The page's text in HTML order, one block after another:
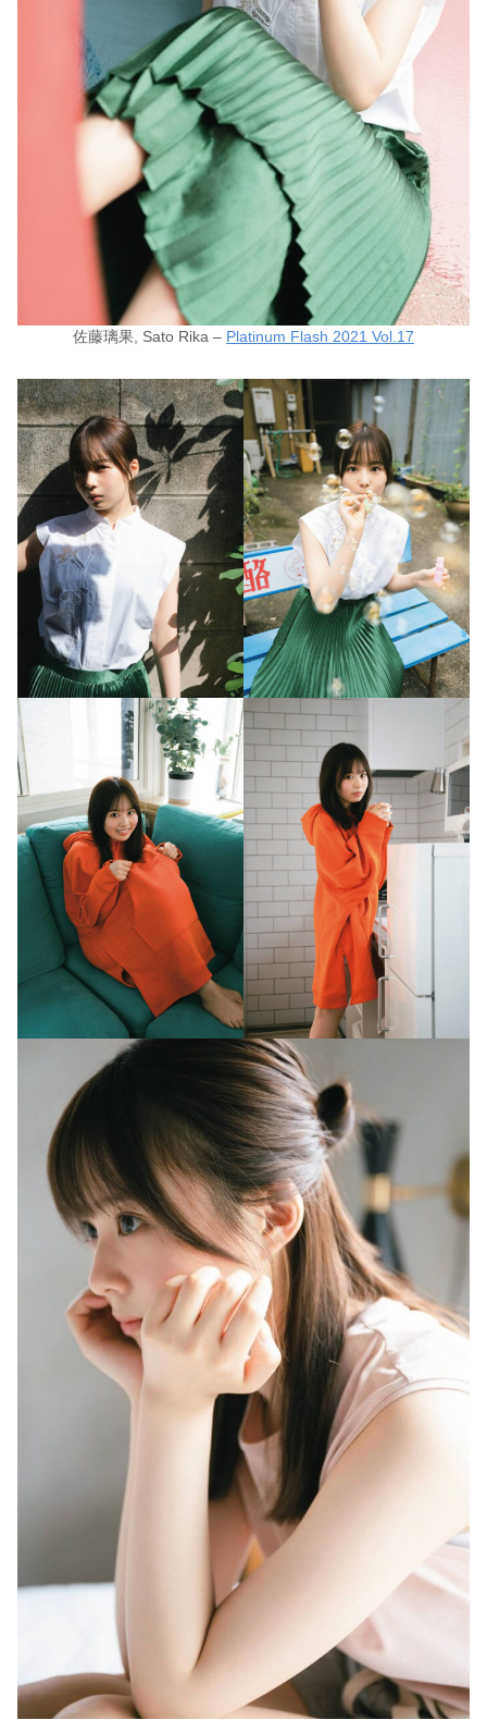
佐藤璃果, Sato Rika – Platinum Flash 2021 Vol.17